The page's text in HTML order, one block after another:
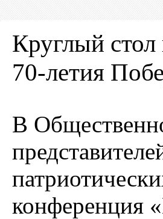
Круглый
70-летия
В
конференция